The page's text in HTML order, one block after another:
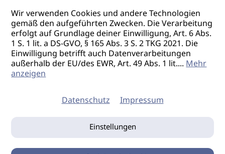
Wir verwenden Cookies und andere Technologien
gemäß den aufgeführten Zwecken. Die Verarbeitung
erfolgt auf Grundlage deiner Einwilligung, Art. 6 Abs.
1 S. 1 lit. a DS-GVO, § 165 Abs. 3 S. 2 TKG 2021. Die
Einwilligung betrifft auch Datenverarbeitungen
außerhalb der EU/des EWR, Art. 49 Abs. 1 lit....Mehr
anzeigen
Datenschutz Impressum
Einstellungen